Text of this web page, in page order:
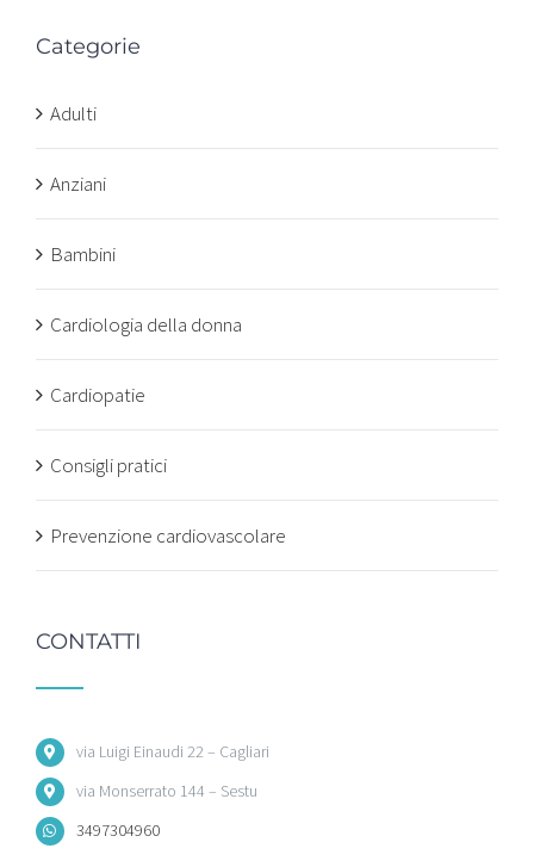
Categorie
Adulti
Anziani
Bambini
Cardiologia della donna
Cardiopatie
Consigli pratici
Prevenzione cardiovascolare
CONTATTI
via Luigi Einaudi 22 – Cagliari
via Monserrato 144 – Sestu
3497304960